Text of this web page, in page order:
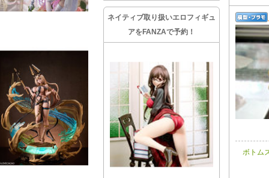
ネイティブ取り扱いエロフィギュ
アをFANZAで予約！
ボトム